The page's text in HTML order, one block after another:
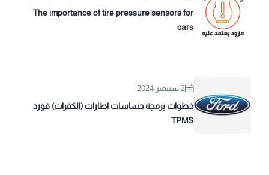
The importance of tire pressure sensors for
cars
2 سبتمبر 2024
خطوات برمجة حساسات اطارات (الكفرات) فورد
TPMS